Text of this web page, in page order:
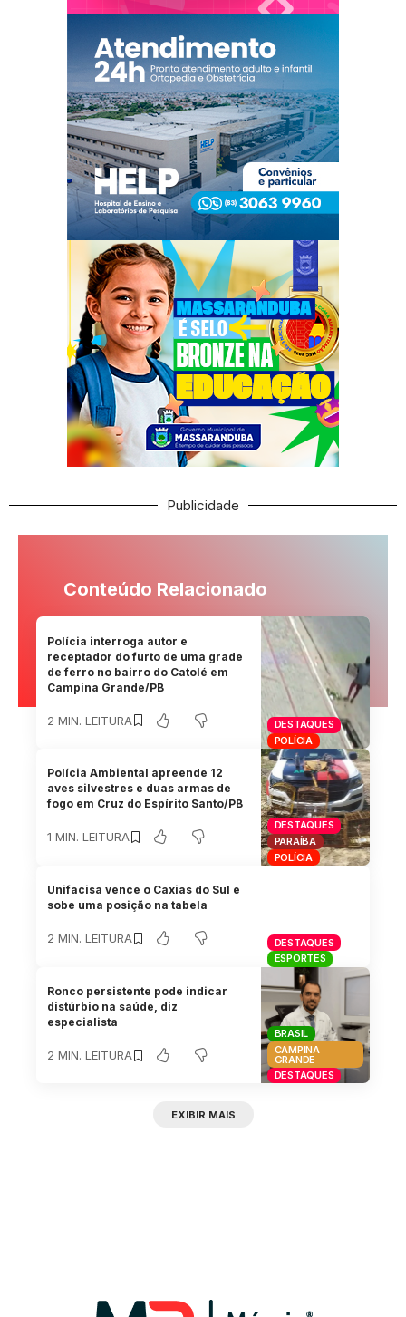
Publicidade
Conteúdo Relacionado
DESTAQUES
POLÍCIA
Polícia interroga autor e
receptador do furto de uma grade
de ferro no bairro do Catolé em
Campina Grande/PB
2 MIN. LEITURA
DESTAQUES
PARAÍBA
POLÍCIA
Polícia Ambiental apreende 12
aves silvestres e duas armas de
fogo em Cruz do Espírito Santo/PB
1 MIN. LEITURA
DESTAQUES
ESPORTES
Unifacisa vence o Caxias do Sul e
sobe uma posição na tabela
2 MIN. LEITURA
BRASIL
CAMPINA
GRANDE
DESTAQUES
Ronco persistente pode indicar
distúrbio na saúde, diz
especialista
2 MIN. LEITURA
EXIBIR MAIS